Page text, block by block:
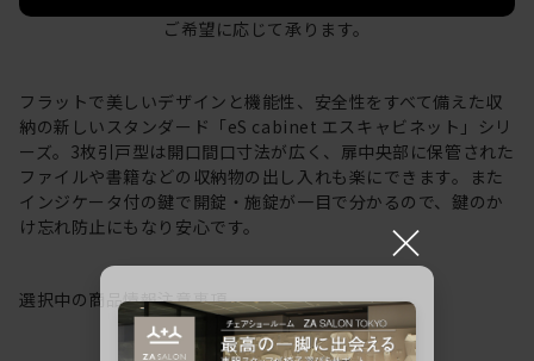
ご希望に応じて承ります。
フラットで美しいデザインと機能性、安全性をすべて備えた収
納の新しいスタンダード「eS cabinet エスキャビネット」シリ
ーズ。3枚引戸型は開口間口寸法が広く、扉中央部に保管された
ファイルや書籍などの収納物の出し入れも楽にできます。また
インジケータ付の鍵で開錠・施錠が一目で分かるので、鍵のか
け忘れ防止にもなり安心です。
選択中の商品情報注意事項
×